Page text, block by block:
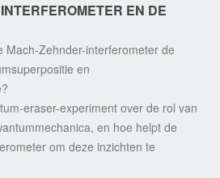
EN DE
Mach-Zehnder-interferometer de
en
eraser-experiment over de rol van
en hoe helpt de
om deze inzichten te